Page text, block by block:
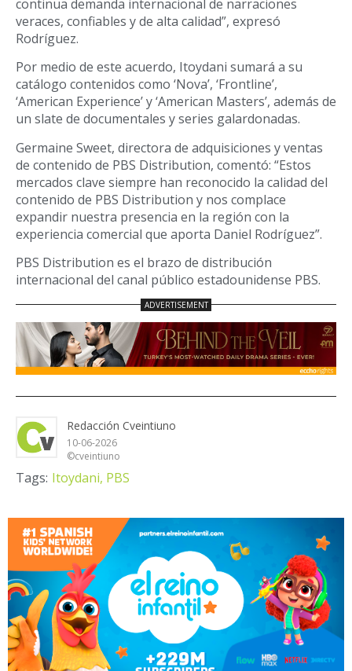
continua demanda internacional de narraciones
veraces, confiables y de alta calidad”, expresó
Rodríguez.
Por medio de este acuerdo, Itoydani sumará a su
catálogo contenidos como ‘Nova’, ‘Frontline’,
‘American Experience’ y ‘American Masters’, además de
un slate de documentales y series galardonadas.
Germaine Sweet, directora de adquisiciones y ventas
de contenido de PBS Distribution, comentó: “Estos
mercados clave siempre han reconocido la calidad del
contenido de PBS Distribution y nos complace
expandir nuestra presencia en la región con la
experiencia comercial que aporta Daniel Rodríguez”.
PBS Distribution es el brazo de distribución
internacional del canal público estadounidense PBS.
Redacción Cveintiuno
10-06-2026
©cveintiuno
Tags: Itoydani, PBS